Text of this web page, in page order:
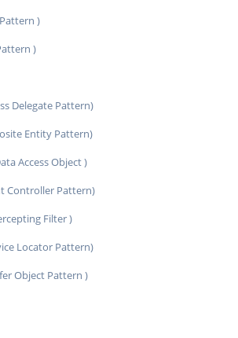
)
)
Delegate Pattern)
Entity Pattern)
Access Object )
Controller Pattern)
Filter )
Locator Pattern)
Object Pattern )